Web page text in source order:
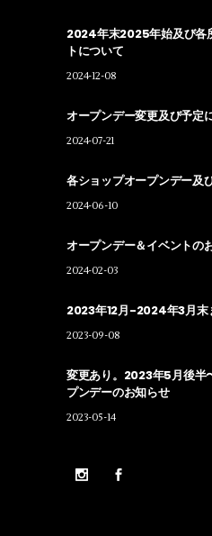
2024年末2025年始及び各
トについて
2024-12-08
オープンデー変更及び予定
2024-07-21
各ショップオープンデー及
2024-06-10
オープンデー＆イベントの
2024-02-03
2023年12月-2024年3月末
2023-09-08
変更あり。2023年5月後
プンデーのお知らせ
2023-05-14